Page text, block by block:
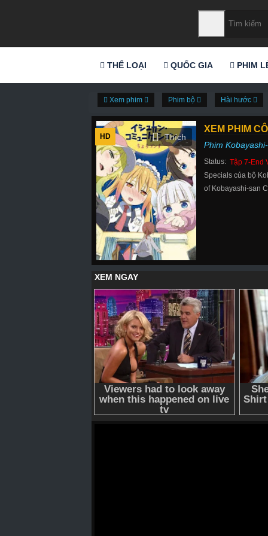
THỂ LOẠI QUỐC GIA PHIM
Xem phim Phim bộ Hài hước
HD
XEM PHIM
Phim
Status: Tập 7-End
Specials của bộ
of Kobayashi-san